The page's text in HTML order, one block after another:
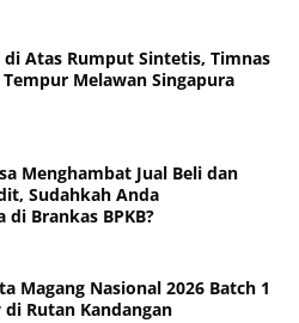
Atas Rumput Sintetis, Timnas
Melawan Singapura
Menghambat Jual Beli dan
Sudahkah Anda
Brankas BPKB?
Magang Nasional 2026 Batch 1
Rutan Kandangan